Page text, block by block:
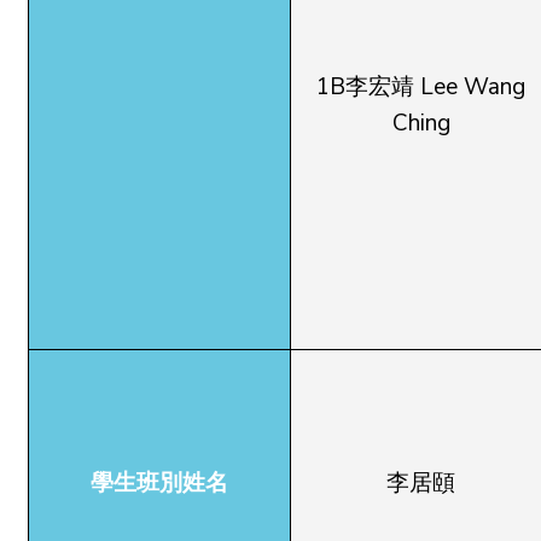
1B李宏靖 Lee Wang
Ching
學生班別姓名 李居頤